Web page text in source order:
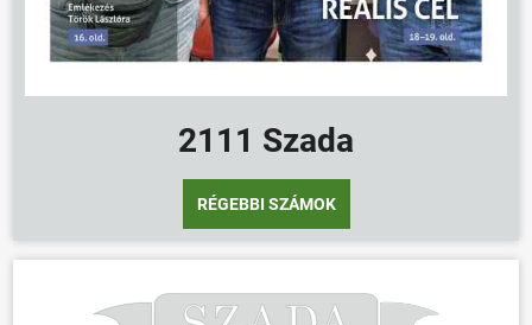
2111 Szada
RÉGEBBI SZÁMOK